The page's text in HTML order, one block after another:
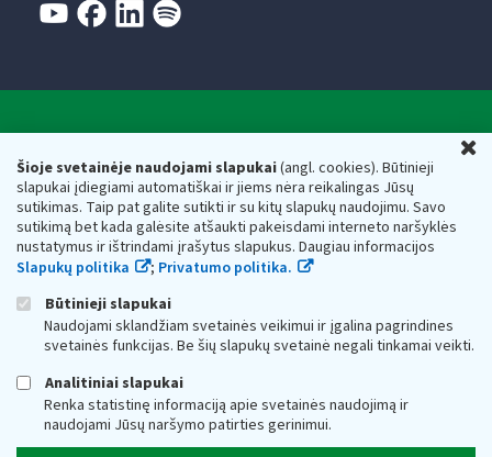
Šioje svetainėje naudojami slapukai(angl. cookies). Būtinieji
slapukai įdiegiami automatiškai ir jiems nėra reikalingas Jūsų
sutikimas. Taip pat galite sutikti ir su kitų slapukų naudojimu. Savo
sutikimą bet kada galėsite atšaukti pakeisdami interneto naršyklės
nustatymus ir ištrindami įrašytus slapukus. Daugiau informacijos
Slapukų politika
; Privatumo politika.
Būtinieji slapukai
Naudojami sklandžiam svetainės veikimui ir įgalina pagrindines
svetainės funkcijas. Be šių slapukų svetainė negali tinkamai veikti.
Analitiniai slapukai
Renka statistinę informaciją apie svetainės naudojimą ir
naudojami Jūsų naršymo patirties gerinimui.
Respublikos finansų ministerijos
Biudžetinė įstaiga. Juridinio asmens kodas — 188659752,
adresas: Vasario 16-osios g. 14, 01107 Vilnius, Lietuva, el.paštas:
vmi@vmi.lt, E. pristatymo dėžutės adresas 188659752
Duomenys apie Valstybinę mokesčių inspekciją prie Lietuvos
Respublikos finansų ministerijos kaupiami ir saugomi Juridinių